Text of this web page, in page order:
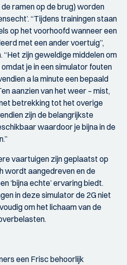
ramen op de brug) worden
“Tijdens trainingen staan
op het voorhoofd wanneer een
met een ander voertuig”,
zijn geweldige middelen om
je in een simulator fouten
a la minute een bepaald
aanzien van het weer – mist,
betrekking tot het overige
zijn de belangrijkste
waardoor je bijna in de
vaartuigen zijn geplaatst op
wordt aangedreven en de
‘bijna echte’ ervaring biedt.
in deze simulator de 2G niet
om het lichaam van de
een Frisc behoorlijk